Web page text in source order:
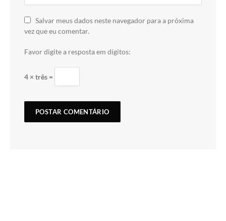
Salvar meus dados neste navegador para a próxima
vez que eu comentar.
Favor digite a resposta em dígitos:
4 × três =